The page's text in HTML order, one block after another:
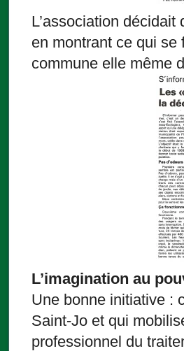
L’association
en montrant ce qui
commune elle même
L’imagination au
Une bonne initiative :
Saint-Jo et qui
professionnel du